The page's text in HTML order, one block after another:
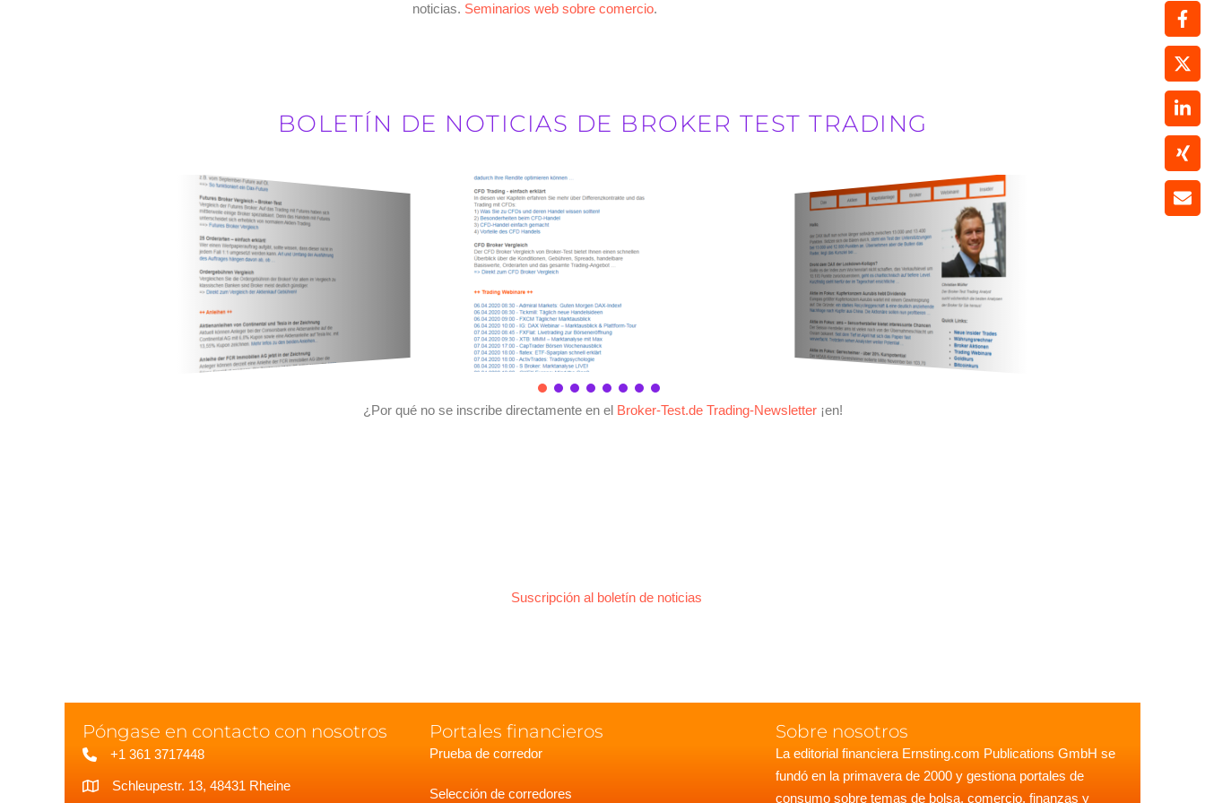
noticias. Seminarios web sobre comercio.
BOLETÍN DE NOTICIAS DE BROKER TEST TRADING
¿Por qué no se inscribe directamente en el Broker-Test.de Trading-Newsletter¡en!
Suscripción al boletín de noticias
Póngase en contacto con nosotros
+1 361 3717448
Schleupestr. 13, 48431 Rheine
Portales financieros
Prueba de corredor
Selección de corredores
Sobre nosotros
La editorial financiera Ernsting.com Publications GmbH se
fundó en la primavera de 2000 y gestiona portales de
consumo sobre temas de bolsa, comercio, finanzas y